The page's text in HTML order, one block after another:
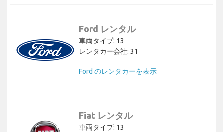
Ford レンタル
車両タイプ: 13
レンタカー会社: 31
Ford のレンタカーを表示
Fiat レンタル
車両タイプ: 13